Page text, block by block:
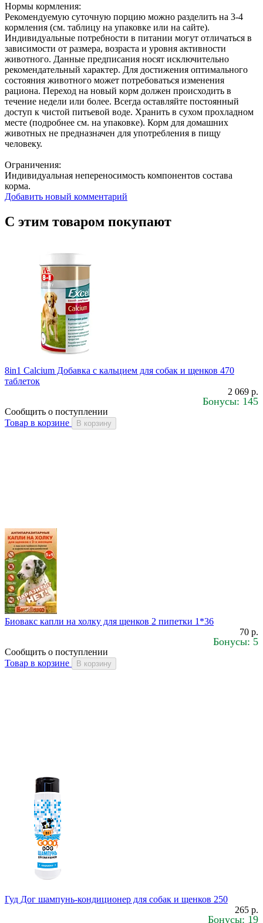
Нормы кормления:
Рекомендуемую суточную порцию можно разделить на 3-4
кормления (см. таблицу на упаковке или на сайте).
Индивидуальные потребности в питании могут отличаться в
зависимости от размера, возраста и уровня активности
животного. Данные предписания носят исключительно
рекомендательный характер. Для достижения оптимального
состояния животного может потребоваться изменения
рациона. Переход на новый корм должен происходить в
течение недели или более. Всегда оставляйте постоянный
доступ к чистой питьевой воде. Хранить в сухом прохладном
месте (подробнее см. на упаковке). Корм для домашних
животных не предназначен для употребления в пищу
человеку.
Ограничения:
Индивидуальная непереносимость компонентов состава
корма.
Добавить новый комментарий
С этим товаром покупают
8in1 Calcium Добавка с кальцием для собак и щенков 470
таблеток
2 069 р.
Бонусы: 145
Сообщить о поступлении
Товар в корзине
В корзину
Биовакс капли на холку для щенков 2 пипетки 1*36
70 р.
Бонусы: 5
Сообщить о поступлении
Товар в корзине
В корзину
Гуд Дог шампунь-кондиционер для собак и щенков 250
265 р.
Бонусы: 19